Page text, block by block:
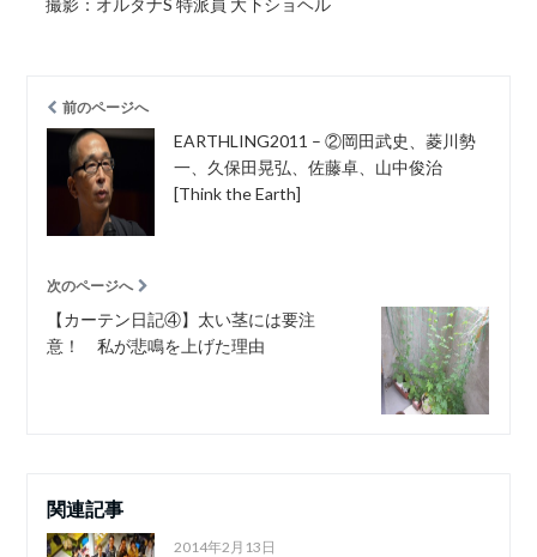
撮影：オルタナS 特派員 大下ショヘル
前のページへ
EARTHLING2011 – ②岡田武史、菱川勢
一、久保田晃弘、佐藤卓、山中俊治
[Think the Earth]
次のページへ
【カーテン日記④】太い茎には要注
意！ 私が悲鳴を上げた理由
関連記事
2014年2月13日